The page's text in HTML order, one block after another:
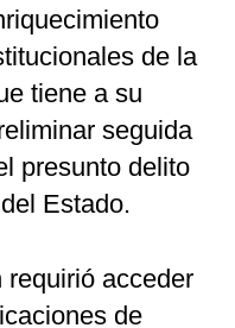
de la
tiene a su
seguida
presunto delito
Estado.
acceder
de